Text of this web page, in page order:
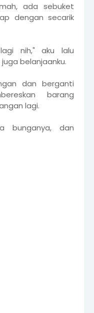
ada sebuket
dengan secarik
nih," aku lalu
belanjaanku.
dan berganti
barang
lagi.
bunganya, dan